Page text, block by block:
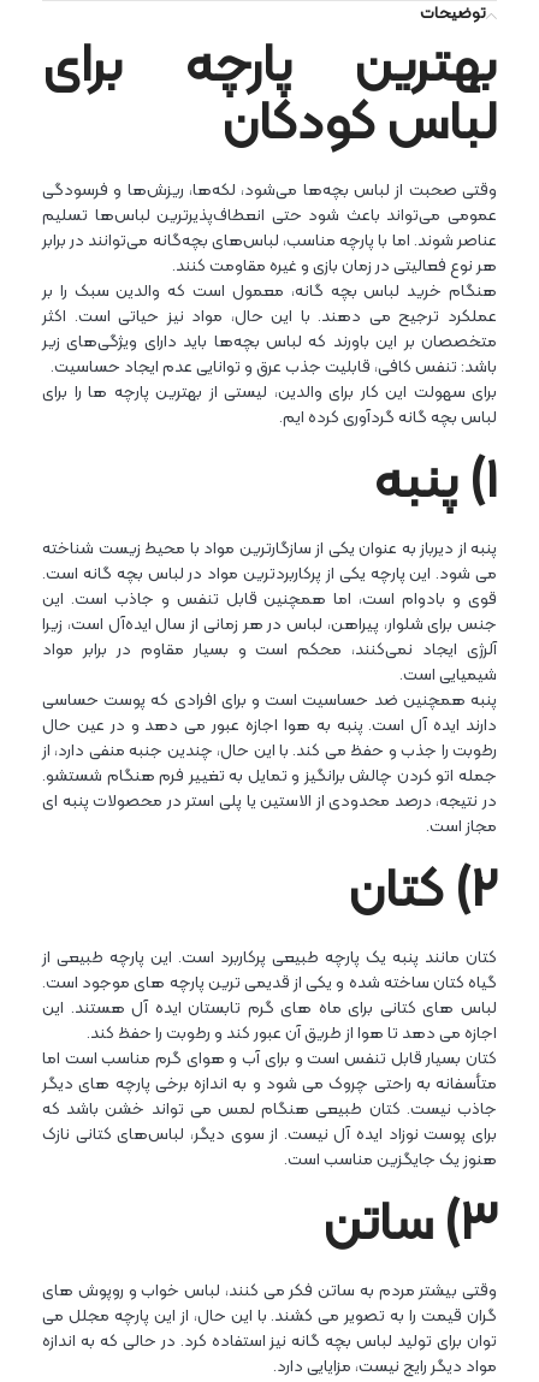
توضیحات
بهترین پارچه برای
لباس کودکان
وقتی صحبت از لباس بچه‌ها می‌شود، لکه‌ها، ریزش‌ها و فرسودگی
عمومی می‌تواند باعث شود حتی انعطاف‌پذیرترین لباس‌ها تسلیم
عناصر شوند. اما با پارچه مناسب، لباس‌های بچه‌گانه می‌توانند در برابر
هر نوع فعالیتی در زمان بازی و غیره مقاومت کنند.
هنگام خرید لباس بچه گانه، معمول است که والدین سبک را بر
عملکرد ترجیح می دهند. با این حال، مواد نیز حیاتی است. اکثر
متخصصان بر این باورند که لباس بچه‌ها باید دارای ویژگی‌های زیر
باشد: تنفس کافی، قابلیت جذب عرق و توانایی عدم ایجاد حساسیت.
برای سهولت این کار برای والدین، لیستی از بهترین پارچه ها را برای
لباس بچه گانه گردآوری کرده ایم.
۱) پنبه
پنبه از دیرباز به عنوان یکی از سازگارترین مواد با محیط زیست شناخته
می شود. این پارچه یکی از پرکاربردترین مواد در لباس بچه گانه است.
قوی و بادوام است، اما همچنین قابل تنفس و جاذب است. این
جنس برای شلوار، پیراهن، لباس در هر زمانی از سال ایده‌آل است، زیرا
آلرژی ایجاد نمی‌کنند، محکم است و بسیار مقاوم در برابر مواد
شیمیایی است.
پنبه همچنین ضد حساسیت است و برای افرادی که پوست حساسی
دارند ایده آل است. پنبه به هوا اجازه عبور می دهد و در عین حال
رطوبت را جذب و حفظ می کند. با این حال، چندین جنبه منفی دارد، از
جمله اتو کردن چالش برانگیز و تمایل به تغییر فرم هنگام شستشو.
در نتیجه، درصد محدودی از الاستین یا پلی استر در محصولات پنبه ای
مجاز است.
۲) کتان
کتان مانند پنبه یک پارچه طبیعی پرکاربرد است. این پارچه طبیعی از
گیاه کتان ساخته شده و یکی از قدیمی ترین پارچه های موجود است.
لباس های کتانی برای ماه های گرم تابستان ایده آل هستند. این
اجازه می دهد تا هوا از طریق آن عبور کند و رطوبت را حفظ کند.
کتان بسیار قابل تنفس است و برای آب و هوای گرم مناسب است اما
متأسفانه به راحتی چروک می شود و به اندازه برخی پارچه های دیگر
جاذب نیست. کتان طبیعی هنگام لمس می تواند خشن باشد که
برای پوست نوزاد ایده آل نیست. از سوی دیگر، لباس‌های کتانی نازک
هنوز یک جایگزین مناسب است.
۳) ساتن
وقتی بیشتر مردم به ساتن فکر می کنند، لباس خواب و روپوش های
گران قیمت را به تصویر می کشند. با این حال، از این پارچه مجلل می
توان برای تولید لباس بچه گانه نیز استفاده کرد. در حالی که به اندازه
مواد دیگر رایج نیست، مزایایی دارد.